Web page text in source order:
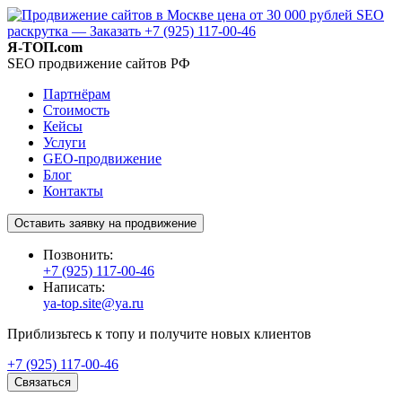
Я-ТОП.com
SEO продвижение сайтов РФ
Партнёрам
Стоимость
Кейсы
Услуги
GEO-продвижение
Блог
Контакты
Оставить заявку на продвижение
Позвонить:
+7 (925) 117-00-46
Написать:
ya-top.site@ya.ru
Приблизьтесь к топу и получите новых клиентов
+7 (925) 117-00-46
Связаться